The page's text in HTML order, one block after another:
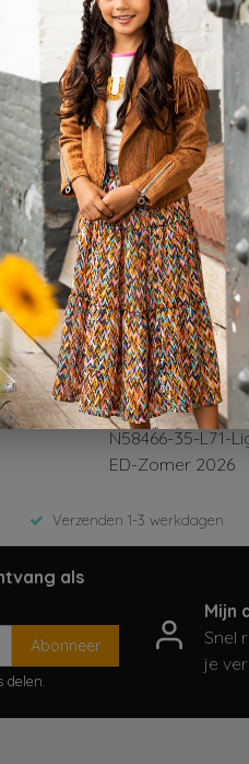
100% Cotton
Dirkje
N58466-35-L71-
ED-Zomer 2026
Verzenden 1-3 werkdagen
als
Abonneer
Mijn
Snel
je